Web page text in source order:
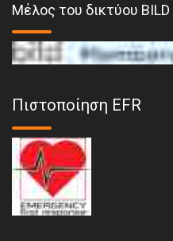
Μέλος του δικτύου BILD
Πιστοποίηση EFR